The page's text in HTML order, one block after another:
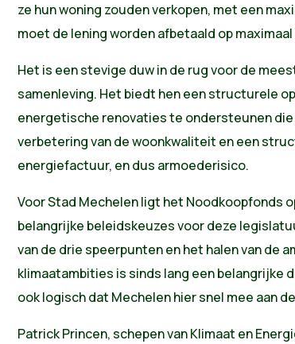
ze hun woning zouden verkopen, met een
moet de lening worden afbetaald op maximaal
Het is een stevige duw in de rug voor de
samenleving. Het biedt hen een structurele
energetische renovaties te ondersteunen die
verbetering van de woonkwaliteit en een
energiefactuur, en dus armoederisico.
Voor Stad Mechelen ligt het Noodkoopfonds
belangrijke beleidskeuzes voor deze
van de drie speerpunten en het halen van de
klimaatambities is sinds lang een belangrijke
ook logisch dat Mechelen hier snel mee aan
Patrick Princen, schepen van Klimaat en